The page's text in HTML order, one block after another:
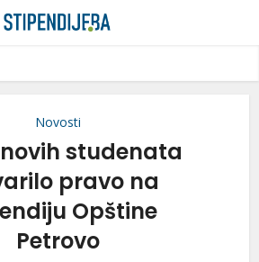
Novosti
studenata
pravo na
Opštine
Petrovo